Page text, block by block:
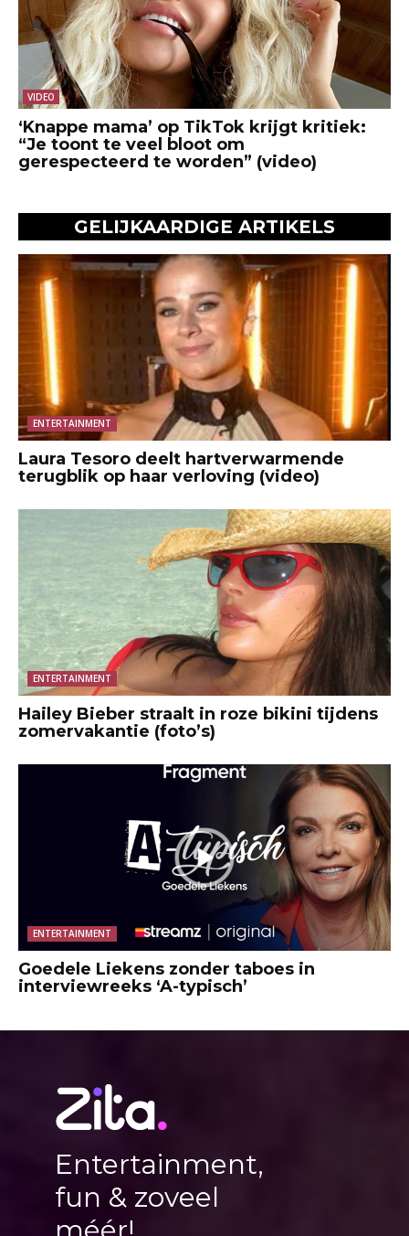
VIDEO
‘Knappe mama’ op TikTok krijgt kritiek:
“Je toont te veel bloot om
gerespecteerd te worden” (video)
GELIJKAARDIGE ARTIKELS
ENTERTAINMENT
Laura Tesoro deelt hartverwarmende
terugblik op haar verloving (video)
ENTERTAINMENT
Hailey Bieber straalt in roze bikini tijdens
zomervakantie (foto’s)
ENTERTAINMENT
Goedele Liekens zonder taboes in
interviewreeks ‘A-typisch’
Entertainment,
fun & zoveel